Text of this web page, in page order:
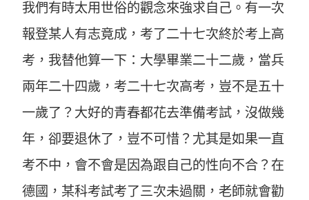
我們有時太用世俗的觀念來強求自己。有一次
報登某人有志竟成，考了二十七次終於考上高
考，我替他算一下：大學畢業二十二歲，當兵
兩年二十四歲，考二十七次高考，豈不是五十
一歲了？大好的青春都花去準備考試，沒做幾
年，卻要退休了，豈不可惜？尤其是如果一直
考不中，會不會是因為跟自己的性向不合？在
德國，某科考試考了三次未過關，老師就會勸